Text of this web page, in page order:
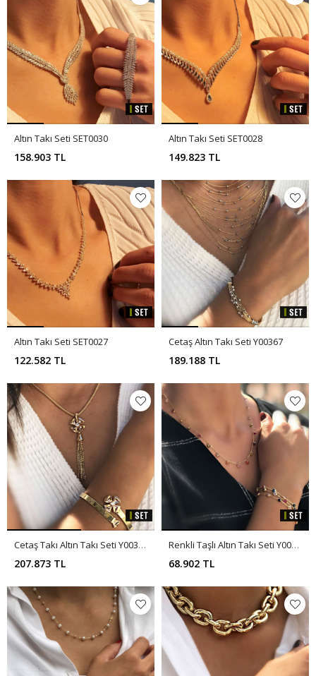
Altın Takı Seti SET0030
158.903 TL
Altın Takı Seti SET0028
149.823 TL
Altın Takı Seti SET0027
122.582 TL
Cetaş Altın Takı Seti Y00367
189.188 TL
Cetaş Takı Altın Takı Seti Y00365
207.873 TL
Renkli Taşlı Altın Takı Seti Y00366
68.902 TL